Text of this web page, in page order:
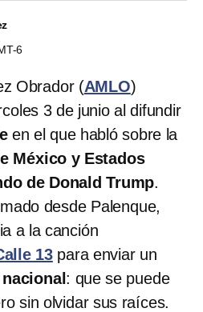
6
Obrador (AMLO)
3 de junio al difundir
en el que habló sobre la
México y Estados
de Donald Trump.
desde Palenque,
a la canción
13para enviar un
: que se puede
sin olvidar sus raíces.